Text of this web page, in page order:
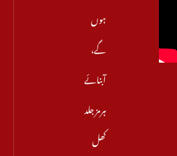
ہوں
گے،
آبنائے
ہرمز جلد
کھل